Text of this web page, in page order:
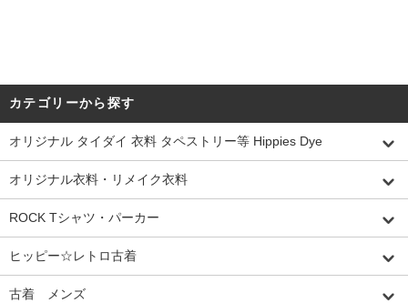
カテゴリーから探す
オリジナル タイダイ 衣料 タペストリー等 Hippies Dye
オリジナル衣料・リメイク衣料
ROCK Tシャツ・パーカー
ヒッピー☆レトロ古着
古着 メンズ